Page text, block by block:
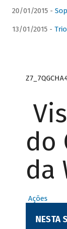
20/01/2015 -
13/01/2015 -
do
da
Ações
NESTA